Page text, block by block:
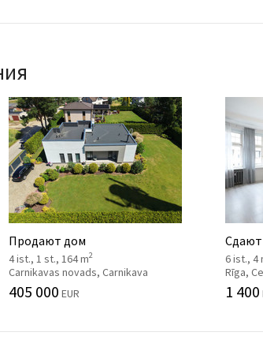
Продают дом
4 ist., 1 st., 164 m2
Carnikavas novads, Carnikava
405 000 EUR
Сдают
6 ist., 4
Rīga,
1 400